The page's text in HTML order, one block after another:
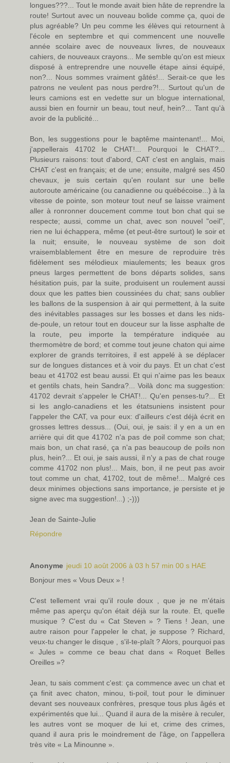
longues???... Tout le monde avait bien hâte de reprendre la
route! Surtout avec un nouveau bolide comme ça, quoi de
plus agréable? Un peu comme les élèves qui retournent à
l'école en septembre et qui commencent une nouvelle
année scolaire avec de nouveaux livres, de nouveaux
cahiers, de nouveaux crayons... Me semble qu'on est mieux
disposé à entreprendre une nouvelle étape ainsi équipé,
non?... Nous sommes vraiment gâtés!... Serait-ce que les
patrons ne veulent pas nous perdre?!... Surtout qu'un de
leurs camions est en vedette sur un blogue international,
aussi bien en fournir un beau, tout neuf, hein?... Tant qu'à
avoir de la publicité...
Bon, les suggestions pour le baptême maintenant!... Moi,
j'appellerais 41702 le CHAT!... Pourquoi le CHAT?...
Plusieurs raisons: tout d'abord, CAT c'est en anglais, mais
CHAT c'est en français; et de une; ensuite, malgré ses 450
chevaux, je suis certain qu'en roulant sur une belle
autoroute américaine (ou canadienne ou québécoise...) à la
vitesse de pointe, son moteur tout neuf se laisse vraiment
aller à ronronner doucement comme tout bon chat qui se
respecte; aussi, comme un chat, avec son nouvel "oeil",
rien ne lui échappera, même (et peut-être surtout) le soir et
la nuit; ensuite, le nouveau système de son doit
vraisemblablement être en mesure de reproduire très
fidèlement ses mélodieux miaulements; les beaux gros
pneus larges permettent de bons départs solides, sans
hésitation puis, par la suite, produisent un roulement aussi
doux que les pattes bien coussinées du chat; sans oublier
les ballons de la suspension à air qui permettent, à la suite
des inévitables passages sur les bosses et dans les nids-
de-poule, un retour tout en douceur sur la lisse asphalte de
la route, peu importe la température indiquée au
thermomètre de bord; et comme tout jeune chaton qui aime
explorer de grands territoires, il est appelé à se déplacer
sur de longues distances et à voir du pays. Et un chat c'est
beau et 41702 est beau aussi. Et qui n'aime pas les beaux
et gentils chats, hein Sandra?... Voilà donc ma suggestion:
41702 devrait s'appeler le CHAT!... Qu'en penses-tu?... Et
si les anglo-canadiens et les étatsuniens insistent pour
l'appeler the CAT, va pour eux: d'ailleurs c'est déjà écrit en
grosses lettres dessus... (Oui, oui, je sais: il y en a un en
arrière qui dit que 41702 n'a pas de poil comme son chat;
mais bon, un chat rasé, ça n'a pas beaucoup de poils non
plus, hein?... Et oui, je sais aussi, il n'y a pas de chat rouge
comme 41702 non plus!... Mais, bon, il ne peut pas avoir
tout comme un chat, 41702, tout de même!... Malgré ces
deux minimes objections sans importance, je persiste et je
signe avec ma suggestion!...) ;-)))
Jean de Sainte-Julie
Répondre
Anonyme jeudi 10 août 2006 à 03 h 57 min 00 s HAE
Bonjour mes « Vous Deux » !
C'est tellement vrai qu'il roule doux , que je ne m'étais
même pas aperçu qu'on était déjà sur la route. Et, quelle
musique ? C'est du « Cat Steven » ? Tiens ! Jean, une
autre raison pour l'appeler le chat, je suppose ? Richard,
veux-tu changer le disque , s'il-te-plaît ? Alors, pourquoi pas
« Jules » comme ce beau chat dans « Roquet Belles
Oreilles »?
Jean, tu sais comment c'est: ça commence avec un chat et
ça finit avec chaton, minou, ti-poil, tout pour le diminuer
devant ses nouveaux confrères, presque tous plus âgés et
expérimentés que lui... Quand il aura de la misère à reculer,
les autres vont se moquer de lui et, crime des crimes,
quand il aura pris le moindrement de l'âge, on l'appellera
très vite « La Minounne ».